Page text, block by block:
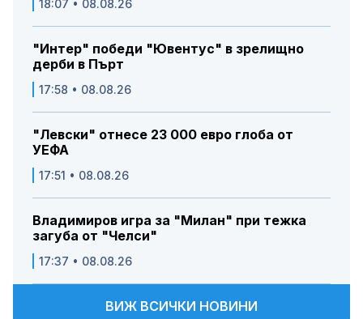
18:07 • 08.08.26
"Интер" победи "Ювентус" в зрелищно
дерби в Пърт
17:58 • 08.08.26
"Левски" отнесе 23 000 евро глоба от
УЕФА
17:51 • 08.08.26
Владимиров игра за "Милан" при тежка
загуба от "Челси"
17:37 • 08.08.26
ВИЖ ВСИЧКИ НОВИНИ